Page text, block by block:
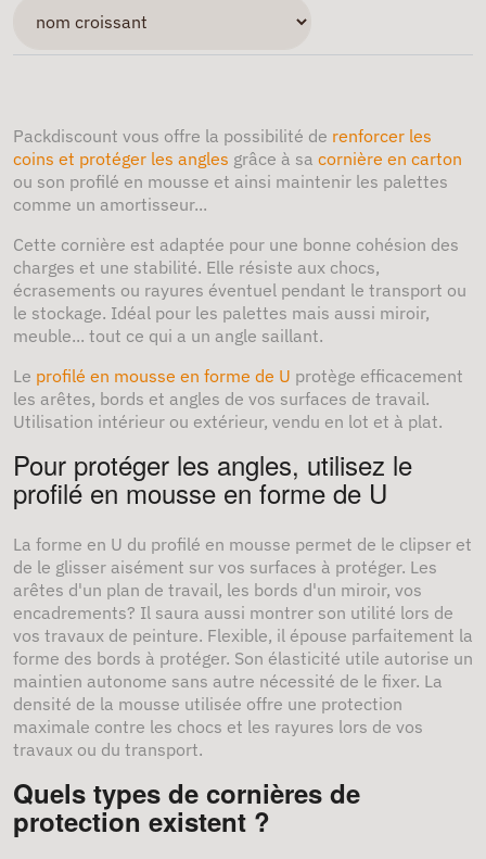
Packdiscount vous offre la possibilité de renforcer les
coins et protéger les angles grâce à sa cornière en carton
ou son profilé en mousse et ainsi maintenir les palettes
comme un amortisseur...
Cette cornière est adaptée pour une bonne cohésion des
charges et une stabilité. Elle résiste aux chocs,
écrasements ou rayures éventuel pendant le transport ou
le stockage. Idéal pour les palettes mais aussi miroir,
meuble... tout ce qui a un angle saillant.
Le profilé en mousse en forme de U protège efficacement
les arêtes, bords et angles de vos surfaces de travail.
Utilisation intérieur ou extérieur, vendu en lot et à plat.
Pour protéger les angles, utilisez le
profilé en mousse en forme de U
La forme en U du profilé en mousse permet de le clipser et
de le glisser aisément sur vos surfaces à protéger. Les
arêtes d'un plan de travail, les bords d'un miroir, vos
encadrements? Il saura aussi montrer son utilité lors de
vos travaux de peinture. Flexible, il épouse parfaitement la
forme des bords à protéger. Son élasticité utile autorise un
maintien autonome sans autre nécessité de le fixer. La
densité de la mousse utilisée offre une protection
maximale contre les chocs et les rayures lors de vos
travaux ou du transport.
Quels types de cornières de
protection existent ?